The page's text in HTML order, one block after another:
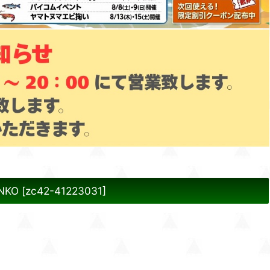
[zc42-41223031]